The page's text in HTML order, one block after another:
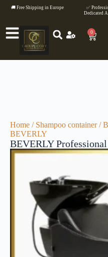
🚚 Free Shipping in Europe
✅
Dedicated
0
Home / Shampoo container/
BEVERLY
BEVERLY